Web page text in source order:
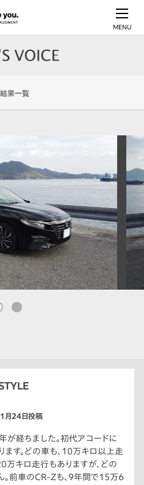
MENU
果一覧
24日投稿
が経ちました。初代アコードに
ます。どの車も、10万キロ以上走
万キロ走行もありますが、どの
。前車のCR-Zも、9年間で15万6